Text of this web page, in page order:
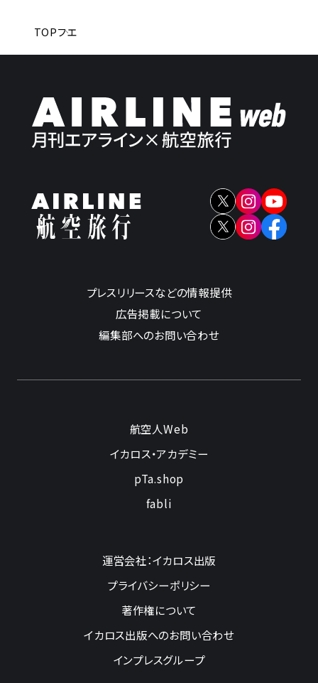
TOPフエ
プレスリリースなどの情報提供
広告掲載について
編集部へのお問い合わせ
航空人Web
イカロス・アカデミー
pTa.shop
fabli
運営会社：イカロス出版
プライバシーポリシー
著作権について
イカロス出版へのお問い合わせ
インプレスグループ